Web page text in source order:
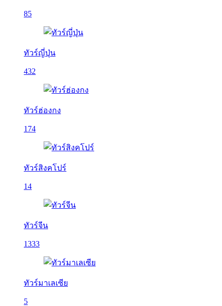
85
ทัวร์ญี่ปุ่น
432
ทัวร์ฮ่องกง
174
ทัวร์สิงคโปร์
14
ทัวร์จีน
1333
ทัวร์มาเลเซีย
5